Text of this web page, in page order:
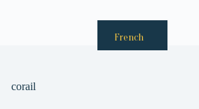
corail
French